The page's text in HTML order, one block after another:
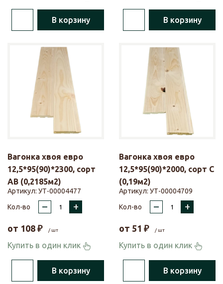
В корзину В корзину
Вагонка хвоя евро
12,5*95(90)*2300, сорт
АВ (0,2185м2)
Артикул: УТ-00004477
Кол-во
– +
от 108 ₽ / шт
Купить в один клик
В корзину
Вагонка хвоя евро
12,5*95(90)*2000, сорт С
(0,19м2)
Артикул: УТ-00004709
Кол-во
– +
от 51 ₽ / шт
Купить в один клик
В корзину